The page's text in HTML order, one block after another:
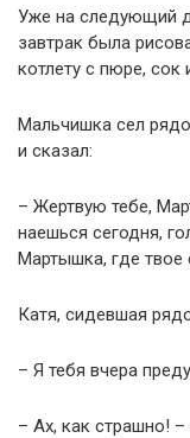
Уже на следующий
завтрак была
котлету с пюре, сок
Мальчишка сел
и сказал:
– Жертвую тебе,
наешься сегодня,
Мартышка, где твое
Катя, сидевшая
– Я тебя вчера
– Ах, как страшно! –